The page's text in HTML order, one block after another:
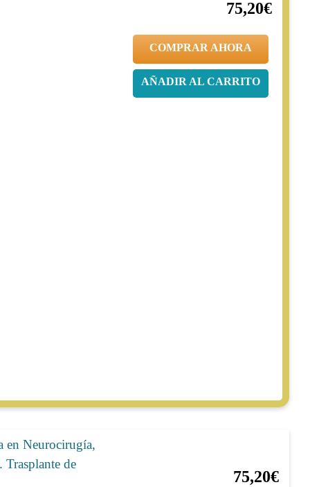
75,20€
COMPRAR AHORA
AÑADIR AL CARRITO
en Neurocirugía,
de
75,20€